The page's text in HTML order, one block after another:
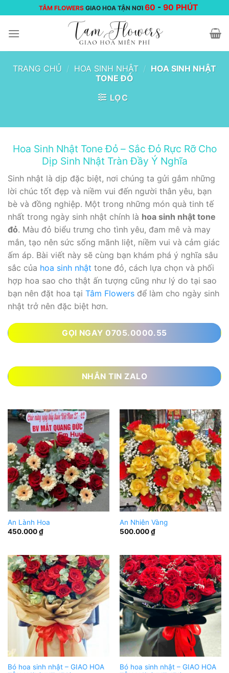
đến
nội
TÂM FLOWERS GIAO HOA TẬN NƠI 60 -90 PHÚT
TRANG CHỦ / HOA SINH NHẬT / HOA SINH NHẬT
TONE ĐỎ
LỌC
Hoa Sinh Nhật Tone Đỏ – Sắc Đỏ Rực Rỡ Cho
Dịp Sinh Nhật Tràn Đầy Ý Nghĩa
Sinh nhật là dịp đặc biệt, nơi chúng ta gửi gắm những
lời chúc tốt đẹp và niềm vui đến người thân yêu, bạn
bè và đồng nghiệp. Một trong những món quà tinh tế
nhất trong ngày sinh nhật chính là hoa sinh nhật tone
đỏ. Màu đỏ biểu trưng cho tình yêu, đam mê và may
mắn, tạo nên sức sống mãnh liệt, niềm vui và cảm giác
ấm áp. Bài viết này sẽ cùng bạn khám phá ý nghĩa sâu
sắc của hoa sinh nhật tone đỏ, cách lựa chọn và phối
hợp hoa sao cho thật ấn tượng cũng như lý do tại sao
bạn nên đặt hoa tại Tâm Flowers để làm cho ngày sinh
nhật trở nên đặc biệt hơn.
GỌI NGAY 0705.0000.55
NHẮN TIN ZALO
An Lành Hoa
450.000₫
An Nhiên Vàng
500.000₫
Bó hoa sinh nhật – GIAO HOA
Bó hoa sinh nhật – GIAO HOA